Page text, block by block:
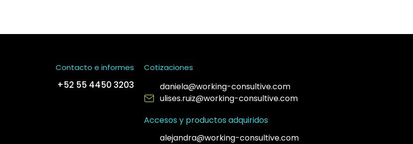
Contacto e informes
+52 55 4450 3203
Cotizaciones
daniela@working-consultive.com
ulises.ruiz@working-consultive.com
Accesos y productos adquiridos
alejandra@working-consultive.com